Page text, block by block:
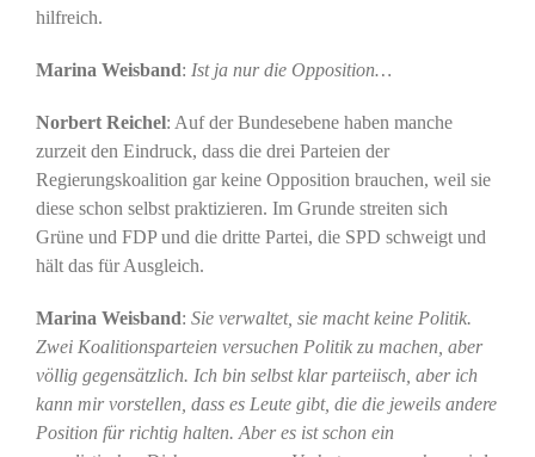
hilfreich.
Marina Weisband: Ist ja nur die Opposition…
Norbert Reichel: Auf der Bundesebene haben manche
zurzeit den Eindruck, dass die drei Parteien der
Regierungskoalition gar keine Opposition brauchen, weil sie
diese schon selbst praktizieren. Im Grunde streiten sich
Grüne und FDP und die dritte Partei, die SPD schweigt und
hält das für Ausgleich.
Marina Weisband: Sie verwaltet, sie macht keine Politik.
Zwei Koalitionsparteien versuchen Politik zu machen, aber
völlig gegensätzlich. Ich bin selbst klar parteiisch, aber ich
kann mir vorstellen, dass es Leute gibt, die die jeweils andere
Position für richtig halten. Aber es ist schon ein